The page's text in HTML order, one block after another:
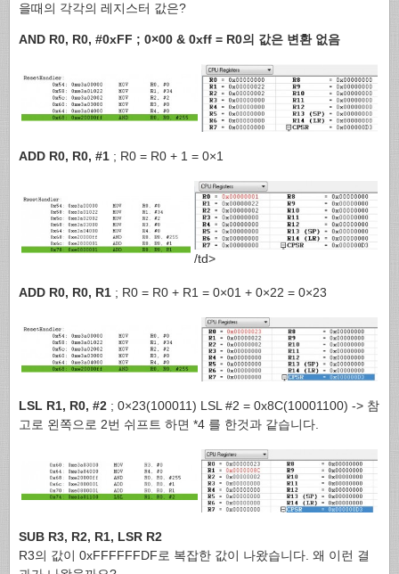
을때의 각각의 레지스터 값은?
AND R0, R0, #0xFF ; 0×00 & 0xff = R0의 값은 변환 없음
ADD R0, R0, #1 ; R0 = R0 + 1 = 0×1
/td>
ADD R0, R0, R1 ; R0 = R0 + R1 = 0×01 + 0×22 = 0×23
LSL R1, R0, #2 ; 0×23(100011) LSL #2 = 0x8C(10001100) -> 참
고로 왼쪽으로 2번 쉬프트 하면 *4 를 한것과 같습니다.
SUB R3, R2, R1, LSR R2
R3의 값이 0xFFFFFFDF로 복잡한 값이 나왔습니다. 왜 이런 결